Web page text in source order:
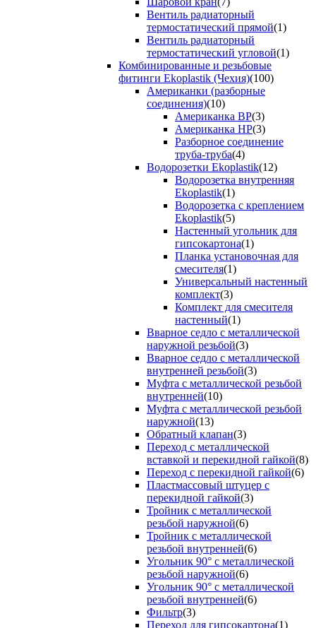
Вентиль радиаторный
термостатический прямой(1)
Вентиль радиаторный
термостатический угловой(1)
Комбинированные и резьбовые
фитинги Ekoplastik (Чехия)(100)
Американки (разборные
соединения)(10)
Американка ВР(3)
Американка НР(3)
Разборное соединение
труба-труба(4)
Водорозетки Ekoplastik(12)
Водорозетка внутренняя
Ekoplastik(1)
Водорозетка с креплением
Ekoplastik(5)
Настенный угольник для
гипсокартона(1)
Планка установочная для
смесителя(1)
Универсальный настенный
комплект(3)
Комплект для смесителя
настенный(1)
Вварное седло с металлической
наружной резьбой(3)
Вварное седло с металлической
внутренней резьбой(3)
Муфта с металлической резьбой
внутренней(10)
Муфта с металлической резьбой
наружной(13)
Обратный клапан(3)
Переход с металлической
вставкой и перекидной гайкой(8)
Переход с перекидной гайкой(6)
Пластмассовый штуцер с
перекидной гайкой(3)
Тройник с металлической
резьбой наружной(6)
Тройник с металлической
резьбой внутренней(6)
Угольник 90° с металлической
резьбой наружной(6)
Угольник 90° с металлической
резьбой внутренней(6)
Фильтр(3)
Переход для гипсокартона(1)